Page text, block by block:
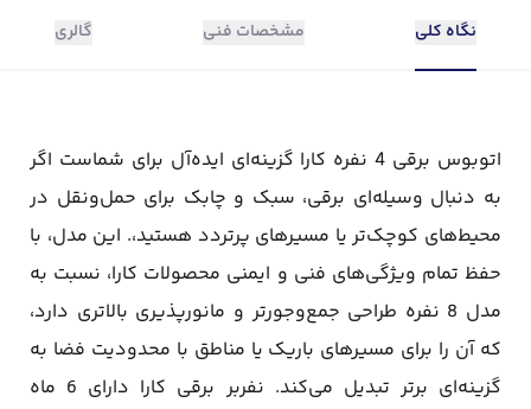
نگاه کلی مشخصات فنی گالری
اتوبوس برقی 4 نفره کارا گزینه‌ای ایده‌آل برای شماست اگر
به دنبال وسیله‌ای برقی، سبک و چابک برای حمل‌ونقل در
محیط‌های کوچک‌تر یا مسیرهای پرتردد هستید،. این مدل، با
حفظ تمام ویژگی‌های فنی و ایمنی محصولات کارا، نسبت به
مدل 8 نفره طراحی جمع‌وجورتر و مانورپذیری بالاتری دارد،
که آن را برای مسیرهای باریک یا مناطق با محدودیت فضا به
گزینه‌ای برتر تبدیل می‌کند. نفربر برقی کارا دارای 6 ماه